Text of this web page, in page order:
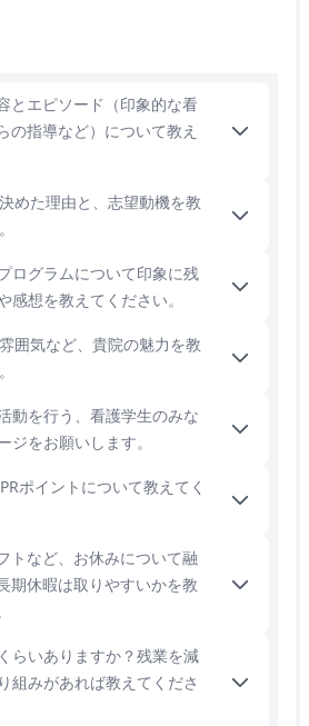
とエピソード（印象的な看
の指導など）について教え
めた理由と、志望動機を教
ログラムについて印象に残
感想を教えてください。
囲気など、貴院の魅力を教
動を行う、看護学生のみな
ジをお願いします。
ポイントについて教えてく
トなど、お休みについて融
期休暇は取りやすいかを教
らいありますか？残業を減
組みがあれば教えてくださ